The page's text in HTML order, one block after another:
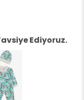
Ediyoruz.